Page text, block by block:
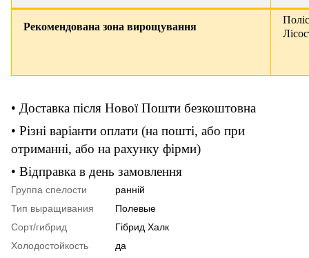
Рекомендована зона вирощування
• Доставка після Нової Пошти безкоштовна
• Різні варіанти оплати (на пошті, або при
отриманні, або на рахунку фірми)
• Відправка в день замовлення
Группа спелости
ранній
Тип выращивания
Полевые
Сорт/гибрид
Гібрид Халк
Холодостойкость
да